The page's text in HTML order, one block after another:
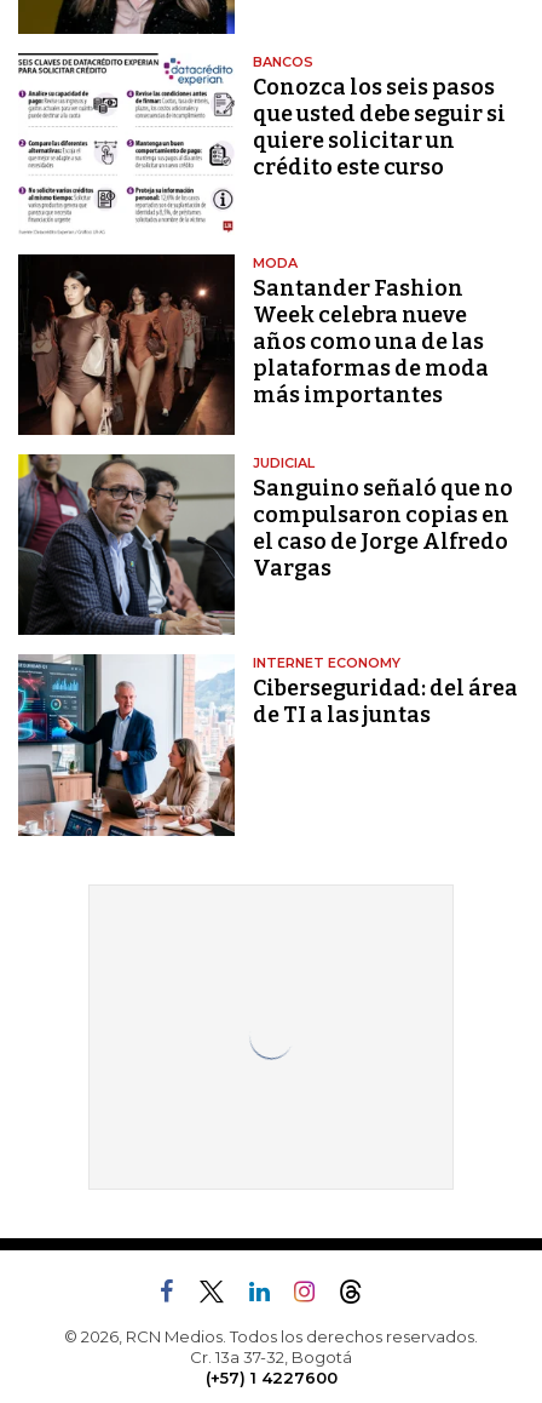
BANCOS
Conozca los seis pasos
que usted debe seguir si
quiere solicitar un
crédito este curso
MODA
Santander Fashion
Week celebra nueve
años como una de las
plataformas de moda
más importantes
JUDICIAL
Sanguino señaló que no
compulsaron copias en
el caso de Jorge Alfredo
Vargas
INTERNET ECONOMY
Ciberseguridad: del área
de TI a las juntas
© 2026, RCN Medios. Todos los derechos reservados.
Cr. 13a 37-32, Bogotá
(+57) 1 4227600